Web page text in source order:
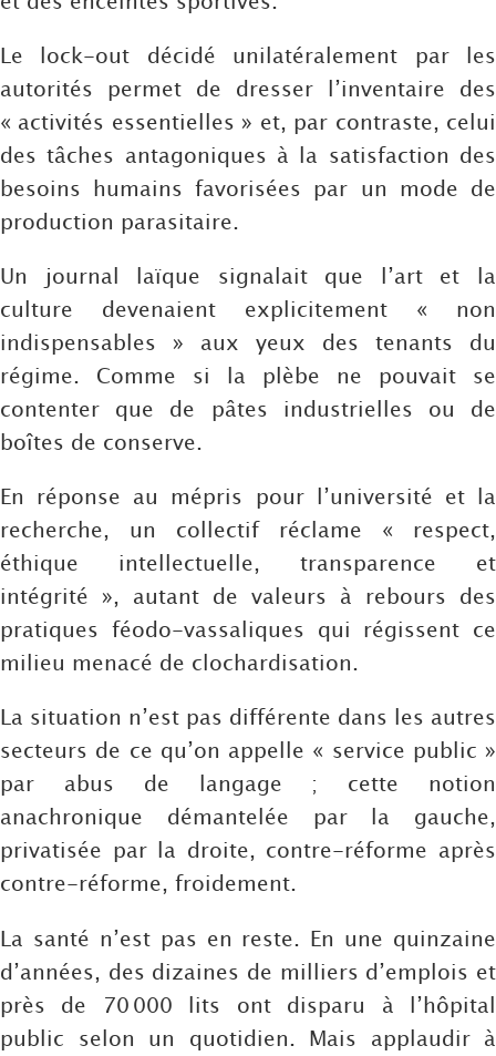
Le lock-out décidé unilatéralement par les
autorités permet de dresser l’inventaire des
« activités essentielles » et, par contraste, celui
des tâches antagoniques à la satisfaction des
besoins humains favorisées par un mode de
production parasitaire.
Un journal laïque signalait que l’art et la
culture devenaient explicitement « non
indispensables » aux yeux des tenants du
régime. Comme si la plèbe ne pouvait se
contenter que de pâtes industrielles ou de
boîtes de conserve.
En réponse au mépris pour l’université et la
recherche, un collectif réclame « respect,
éthique intellectuelle, transparence et
intégrité », autant de valeurs à rebours des
pratiques féodo-vassaliques qui régissent ce
milieu menacé de clochardisation.
La situation n’est pas différente dans les autres
secteurs de ce qu’on appelle « service public »
par abus de langage ; cette notion
anachronique démantelée par la gauche,
privatisée par la droite, contre-réforme après
contre-réforme, froidement.
La santé n’est pas en reste. En une quinzaine
d’années, des dizaines de milliers d’emplois et
près de 70 000 lits ont disparu à l’hôpital
public selon un quotidien. Mais applaudir à